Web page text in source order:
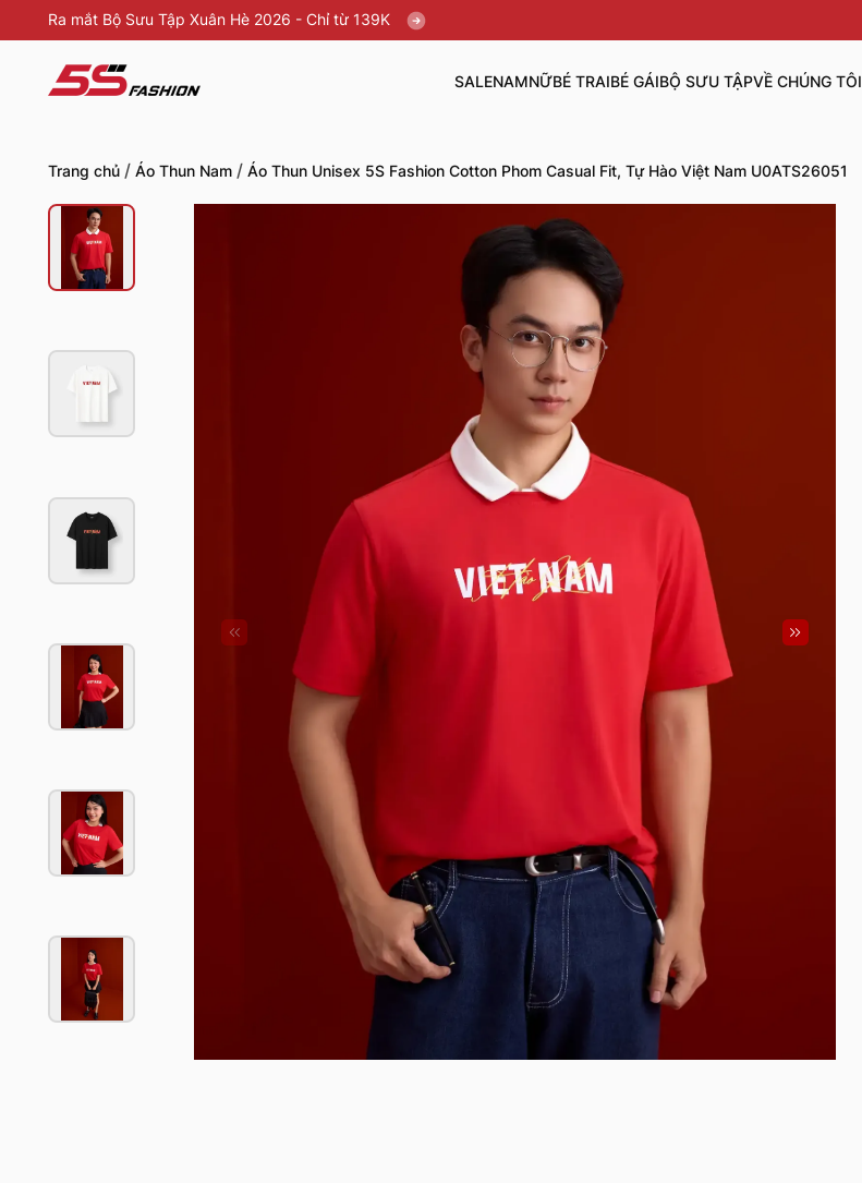
Ra mắt Bộ Sưu Tập Xuân Hè 2026 - Chỉ từ 139K
SALENAMNỮBÉ TRAIBÉ GÁIBỘ SƯU TẬPVỀ CHÚNG TÔI
Trang chủ / Áo Thun Nam / Áo Thun Unisex 5S Fashion Cotton Phom Casual Fit, Tự Hào Việt Nam U0ATS26051